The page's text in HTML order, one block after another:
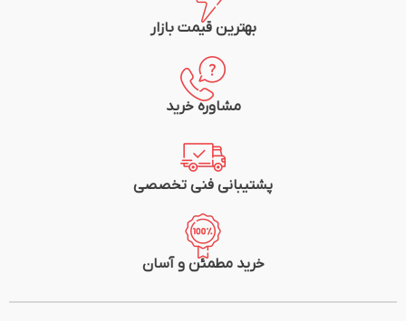
بهترین قیمت بازار
مشاوره خرید
پشتیبانی فنی تخصصی
خرید مطمئن و آسان